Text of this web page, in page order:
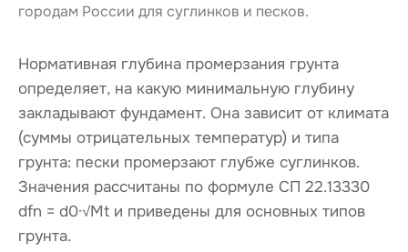
городам России для суглинков и песков.
Нормативная глубина промерзания грунта
определяет, на какую минимальную глубину
закладывают фундамент. Она зависит от климата
(суммы отрицательных температур) и типа
грунта: пески промерзают глубже суглинков.
Значения рассчитаны по формуле СП 22.13330
dfn = d0·√Mt и приведены для основных типов
грунта.